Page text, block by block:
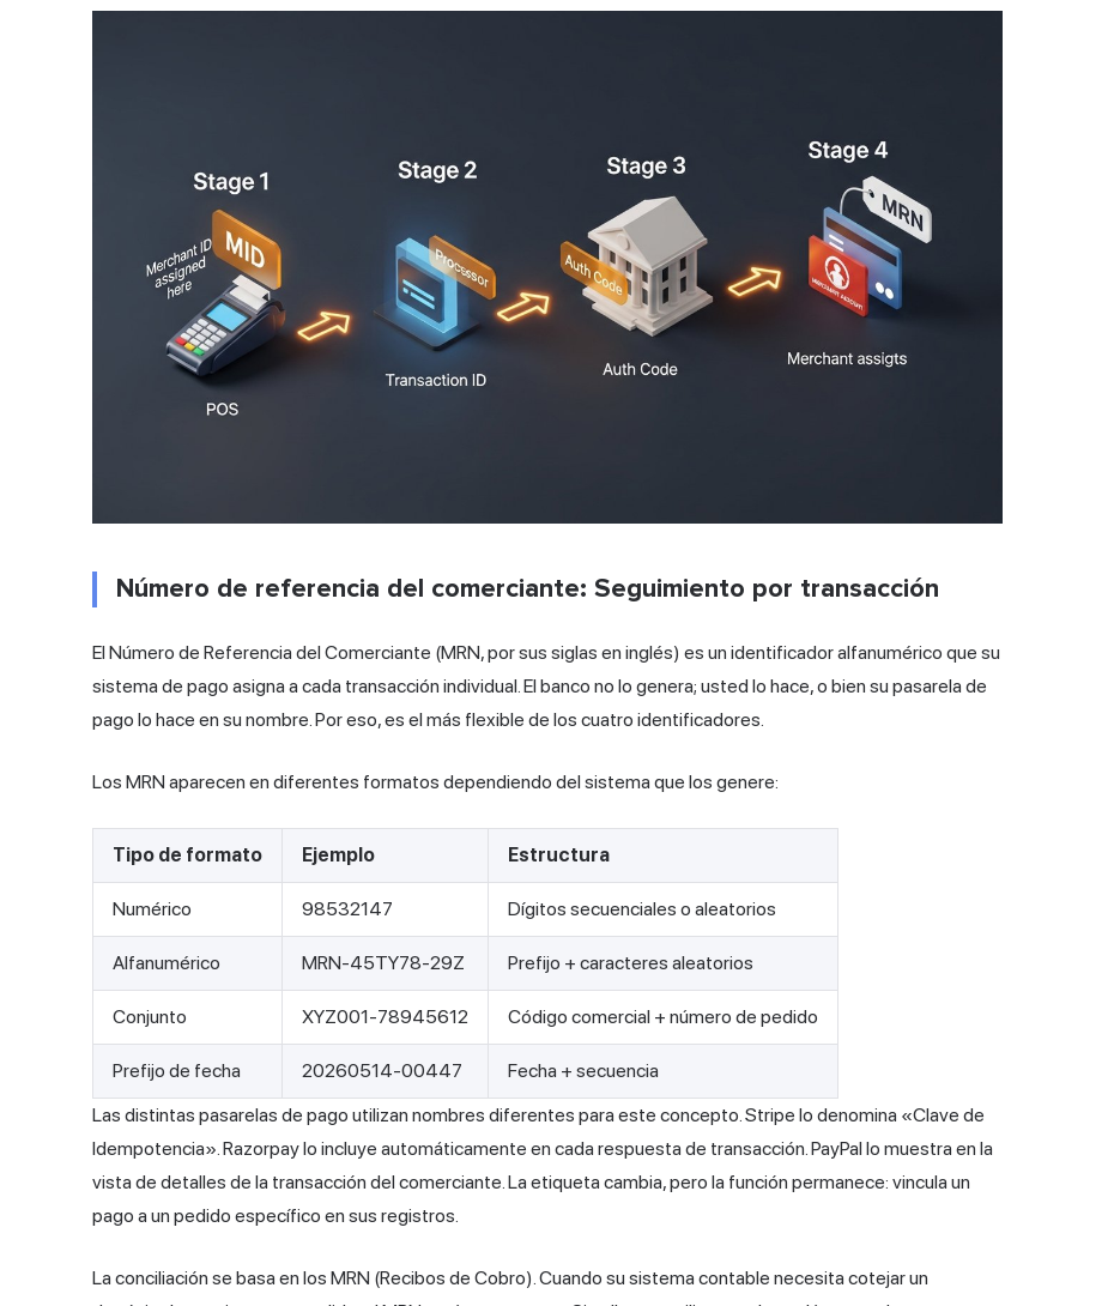
Número de referencia del comerciante: Seguimiento por transacción
El Número de Referencia del Comerciante (MRN, por sus siglas en inglés) es un identificador alfanumérico que su
sistema de pago asigna a cada transacción individual. El banco no lo genera; usted lo hace, o bien su pasarela de
pago lo hace en su nombre. Por eso, es el más flexible de los cuatro identificadores.
Los MRN aparecen en diferentes formatos dependiendo del sistema que los genere:
Tipo de formato Ejemplo Estructura
Numérico 98532147 Dígitos secuenciales o aleatorios
Alfanumérico MRN-45TY78-29Z Prefijo + caracteres aleatorios
Conjunto XYZ001-78945612 Código comercial + número de pedido
Prefijo de fecha 20260514-00447
Fecha + secuencia
Las distintas pasarelas de pago utilizan nombres diferentes para este concepto. Stripe lo denomina «Clave de
Idempotencia». Razorpay lo incluye automáticamente en cada respuesta de transacción. PayPal lo muestra en la
vista de detalles de la transacción del comerciante. La etiqueta cambia, pero la función permanece: vincula un
pago a un pedido específico en sus registros.
La conciliación se basa en los MRN (Recibos de Cobro). Cuando su sistema contable necesita cotejar un